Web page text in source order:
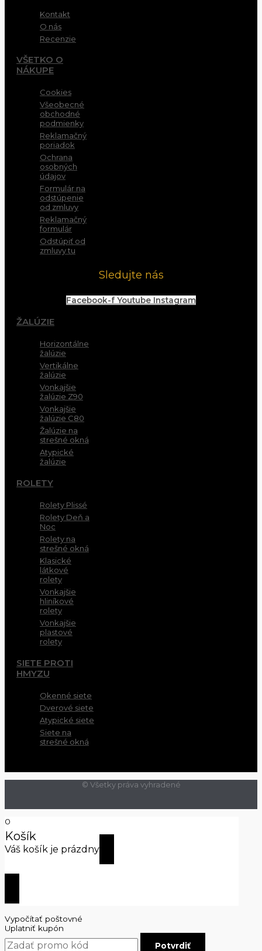
Kontakt
O nás
Recenzie
VŠETKO O
NÁKUPE
Cookies
Všeobecné
obchodné
podmienky
Reklamačný
poriadok
Ochrana
osobných
údajov
Formulár na
odstúpenie
od zmluvy
Reklamačný
formulár
Odstúpiť od
zmluvy tu
Sledujte nás
Facebook-f Youtube Instagram
ŽALÚZIE
Horizontálne
žalúzie
Vertikálne
žalúzie
Vonkajšie
žalúzie Z90
Vonkajšie
žalúzie C80
Žalúzie na
strešné okná
Atypické
žalúzie
ROLETY
Rolety Plissé
Rolety Deň a
Noc
Rolety na
strešné okná
Klasické
látkové
rolety
Vonkajšie
hliníkové
rolety
Vonkajšie
plastové
rolety
SIETE PROTI
HMYZU
Okenné siete
Dverové siete
Atypické siete
Siete na
strešné okná
© Všetky práva vyhradené
0
Košík
Váš košík je prázdny
Vypočítať poštovné
Uplatniť kupón
Potvrdiť